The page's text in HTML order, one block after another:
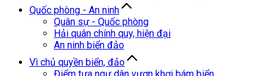
Quốc phòng - An ninh
Quân sự - Quốc phòng
Hải quân chính quy, hiện đại
An ninh biển đảo
Vì chủ quyền biển, đảo